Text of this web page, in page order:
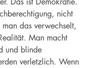
nicht
das verwechselt,
Man macht
und blinde
verletzlich. Wenn